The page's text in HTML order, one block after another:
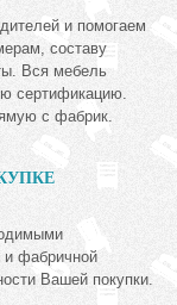
и помогаем
составу
Вся мебель
сертификацию.
с фабрик.
и фабричной
Вашей покупки.